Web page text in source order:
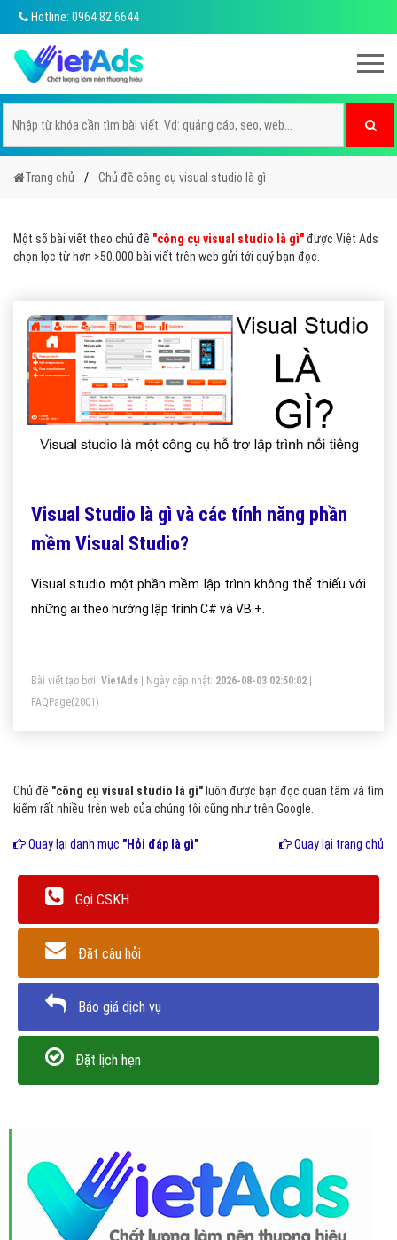
Hotline: 0964 82 6644
Trang chủ Chủ đề công cụ visual studio là gì
Một số bài viết theo chủ đề "công cụ visual studio là gì"được Việt Ads
chọn lọc từ hơn >50.000 bài viết trên web gửi tới quý bạn đọc.
Visual Studio là gì và các tính năng phần
mềm Visual Studio?
Visual studio một phần mềm lập trình không thể thiếu với
những ai theo hướng lập trình C# và VB +.
Bài viết tạo bởi: VietAds | Ngày cập nhật: 2026-08-03 02:50:02
FAQPage(2001)
Chủ đề "công cụ visual studio là gì" luôn được bạn đọc quan tâm và tìm
kiếm rất nhiều trên web của chúng tôi cũng như trên Google.
Quay lại danh mục "Hỏi đáp là gì" Quay lại trang chủ
Gọi CSKH
Đặt câu hỏi
Báo giá dịch vụ
Đặt lịch hẹn